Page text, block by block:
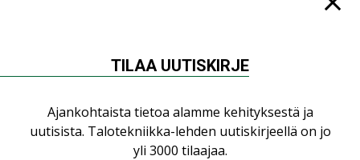
NÄKÖKULMIA
Puheista tekoihin – uusin teknologia
käyttöön kiinteistöissä
TILAA UUTISKIRJE
Ajankohtaista tietoa alamme kehityksestä ja
uutisista. Talotekniikka-lehden uutiskirjeellä on jo
yli 3000 tilaajaa.